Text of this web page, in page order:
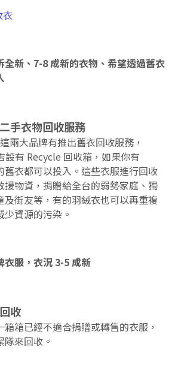
衣
全新、7-8 成新的衣物、希望透過舊衣
手衣物回收服務
兩大品牌有推出舊衣回收服務，
設有 Recycle 回收箱，如果你有
舊衣都可以投入。這些衣服進行回收
援物資，捐贈給全台的弱勢家庭、獨
及街友等，有的羽絨衣也可以再重複
資源的污染。
衣服，衣況 3-5 成新
收
箱已經不適合捐贈或轉售的衣服，
來回收。